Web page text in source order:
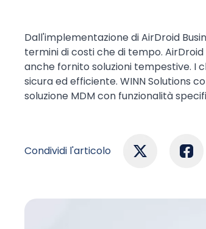
Dall'implementazione di AirDroid
termini di costi che di tempo.
anche fornito soluzioni tempestive. I
sicura ed efficiente. WINN Solutions
soluzione MDM con funzionalità
Condividi l'articolo